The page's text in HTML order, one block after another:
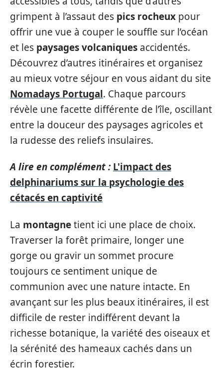
grimpent à l’assaut des pics rocheux pour
offrir une vue à couper le souffle sur l’océan
et les paysages volcaniques accidentés.
Découvrez d’autres itinéraires et organisez
au mieux votre séjour en vous aidant du site
Nomadays Portugal. Chaque parcours
révèle une facette différente de l’île, oscillant
entre la douceur des paysages agricoles et
la rudesse des reliefs insulaires.
A lire en complément : L'impact des
delphinariums sur la psychologie des
cétacés en captivité
La montagnetient ici une place de choix.
Traverser la forêt primaire, longer une
gorge ou gravir un sommet procure
toujours ce sentiment unique de
communion avec une nature intacte. En
avançant sur les plus beaux itinéraires, il est
difficile de rester indifférent devant la
richesse botanique, la variété des oiseaux et
la sérénité des hameaux cachés dans un
écrin forestier.